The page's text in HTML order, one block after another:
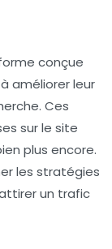
conçue
améliorer leur
Ces
sur le site
plus encore.
les stratégies
un trafic